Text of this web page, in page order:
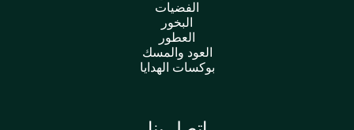
الفضيات
البخور
العطور
العود والمسك
بوكسات الهدايا